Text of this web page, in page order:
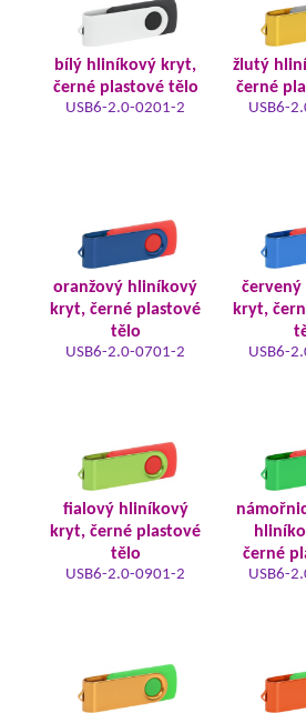
bílý hliníkový kryt,
černé plastové tělo
USB6-2.0-0201-2
žlutý
černé
USB6-
oranžový hliníkový
kryt, černé plastové
tělo
USB6-2.0-0701-2
kryt,
USB6-
fialový hliníkový
kryt, černé plastové
tělo
USB6-2.0-0901-2
černé
USB6-